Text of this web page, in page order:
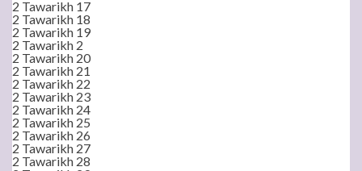
2 Tawarikh 17
2 Tawarikh 18
2 Tawarikh 19
2 Tawarikh 2
2 Tawarikh 20
2 Tawarikh 21
2 Tawarikh 22
2 Tawarikh 23
2 Tawarikh 24
2 Tawarikh 25
2 Tawarikh 26
2 Tawarikh 27
2 Tawarikh 28